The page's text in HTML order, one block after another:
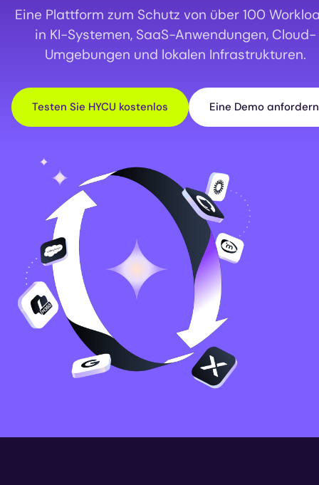
Eine Plattform zum Schutz von über 100
in KI-Systemen, SaaS-Anwendungen, Cloud-
Umgebungen und lokalen Infrastrukturen.
Testen Sie HYCU kostenlos Eine Demo anfordern